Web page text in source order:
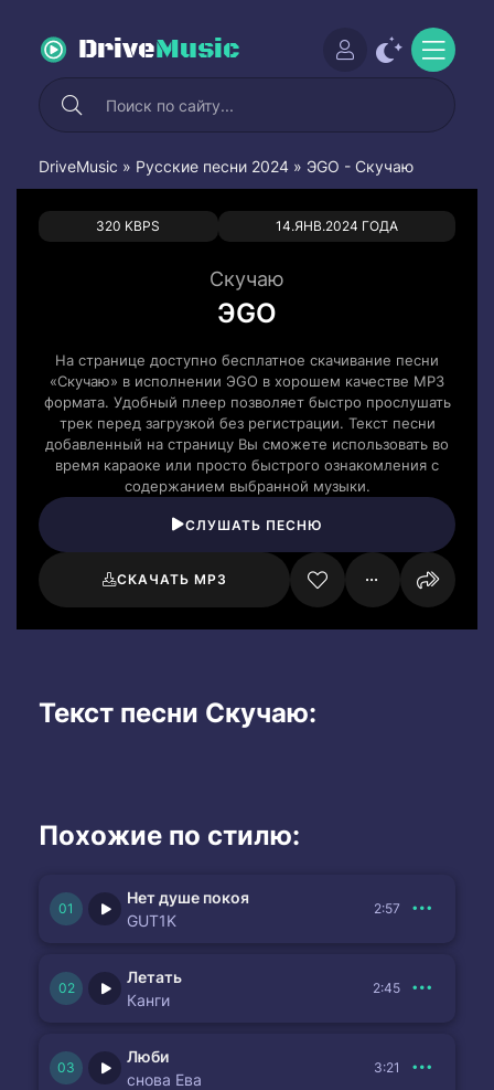
DriveMusic
DriveMusic » Русские песни 2024 » ЭGO - Скучаю
320 KBPS 14.ЯНВ.2024 ГОДА
0 0
Скучаю
ЭGO
На странице доступно бесплатное скачивание песни
«Скучаю» в исполнении ЭGO в хорошем качестве MP3
формата. Удобный плеер позволяет быстро прослушать
трек перед загрузкой без регистрации. Текст песни
добавленный на страницу Вы сможете использовать во
время караоке или просто быстрого ознакомления с
содержанием выбранной музыки.
СЛУШАТЬ ПЕСНЮ
СКАЧАТЬ MP3
Текст песни Скучаю:
Похожие по стилю:
Нет душе покоя
GUT1K
2:57
Летать
Канги
2:45
Люби
снова Ева
3:21